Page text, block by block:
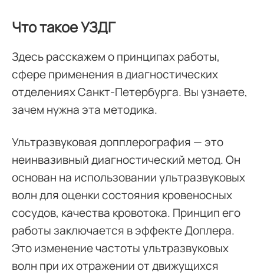
Что такое УЗДГ
Здесь расскажем о принципах работы,
сфере применения в диагностических
отделениях Санкт-Петербурга. Вы узнаете,
зачем нужна эта методика.
Ультразвуковая допплерография — это
неинвазивный диагностический метод. Он
основан на использовании ультразвуковых
волн для оценки состояния кровеносных
сосудов, качества кровотока. Принцип его
работы заключается в эффекте Доплера.
Это изменение частоты ультразвуковых
волн при их отражении от движущихся